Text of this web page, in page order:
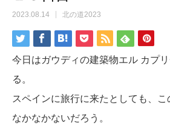
2023.08.14 北の道2023
今日はガウディの建築物エル カプ
る。
スペインに旅行に来たとしても、
なかなかないだろう。